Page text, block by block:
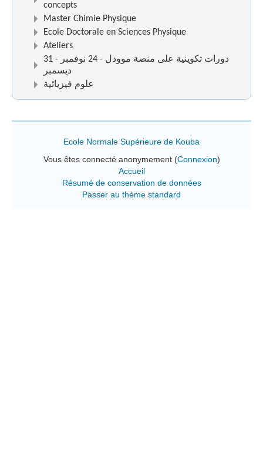
concepts
Master Chimie Physique
Ecole Doctorale en Sciences Physique
Ateliers
دورات تكوينية على منصة موودل - 24 نوفمبر - 31
ديسمبر
علوم فيزيائية
Ecole Normale Supérieure de Kouba
Vous êtes connecté anonymement (Connexion)
Accueil
Résumé de conservation de données
Passer au thème standard